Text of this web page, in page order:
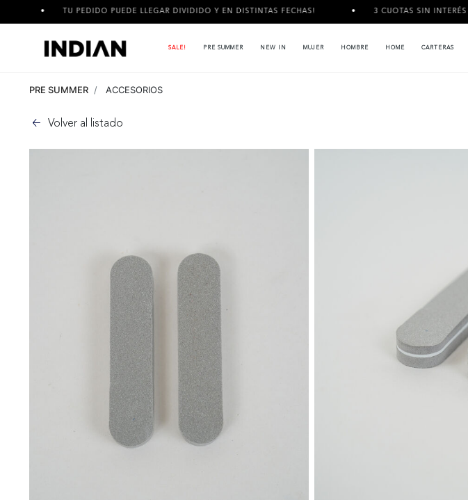
TU PEDIDO PUEDE LLEGAR DIVIDIDO Y EN DISTINTAS FECHAS! 3 CUOTAS SIN INTERÉS
SALE! PRE SUMMER NEW IN MUJER HOMBRE HOME CARTERAS
PRE SUMMER ACCESORIOS
Volver al listado